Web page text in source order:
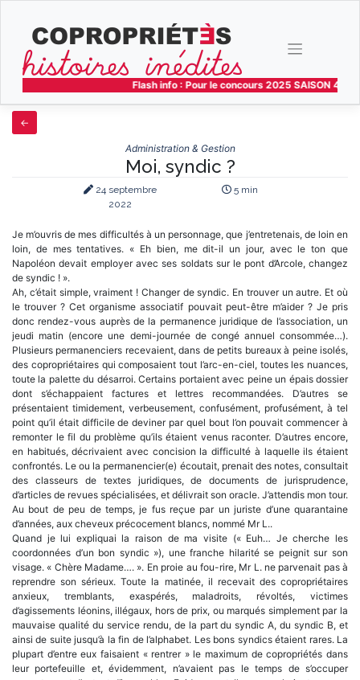
content
Flash info : Pour le concours 2025 SAISON 4 les
Administration & Gestion
Moi, syndic ?
24 septembre
2022
5 min
Je m’ouvris de mes difficultés à un personnage, que j’entretenais, de loin en
loin, de mes tentatives. « Eh bien, me dit-il un jour, avec le ton que
Napoléon devait employer avec ses soldats sur le pont d’Arcole, changez
de syndic ! ».
Ah, c’était simple, vraiment ! Changer de syndic. En trouver un autre. Et où
le trouver ? Cet organisme associatif pouvait peut-être m’aider ? Je pris
donc rendez-vous auprès de la permanence juridique de l’association, un
jeudi matin (encore une demi-journée de congé annuel consommée…).
Plusieurs permanenciers recevaient, dans de petits bureaux à peine isolés,
des copropriétaires qui composaient tout l’arc-en-ciel, toutes les nuances,
toute la palette du désarroi. Certains portaient avec peine un épais dossier
dont s’échappaient factures et lettres recommandées. D’autres se
présentaient timidement, verbeusement, confusément, profusément, à tel
point qu’il était difficile de deviner par quel bout l’on pouvait commencer à
remonter le fil du problème qu’ils étaient venus raconter. D’autres encore,
en habitués, décrivaient avec concision la difficulté à laquelle ils étaient
confrontés. Le ou la permanencier(e) écoutait, prenait des notes, consultait
des classeurs de textes juridiques, de documents de jurisprudence,
d’articles de revues spécialisées, et délivrait son oracle. J’attendis mon tour.
Au bout de peu de temps, je fus reçue par un juriste d’une quarantaine
d’années, aux cheveux précocement blancs, nommé Mr L..
Quand je lui expliquai la raison de ma visite (« Euh… Je cherche les
coordonnées d’un bon syndic »), une franche hilarité se peignit sur son
visage. « Chère Madame…. ». En proie au fou-rire, Mr L. ne parvenait pas à
reprendre son sérieux. Toute la matinée, il recevait des copropriétaires
anxieux, tremblants, exaspérés, maladroits, révoltés, victimes
d’agissements léonins, illégaux, hors de prix, ou marqués simplement par la
mauvaise qualité du service rendu, de la part du syndic A, du syndic B, et
ainsi de suite jusqu’à la fin de l’alphabet. Les bons syndics étaient rares. La
plupart d’entre eux faisaient « rentrer » le maximum de copropriétés dans
leur portefeuille et, évidemment, n’avaient pas le temps de s’occuper